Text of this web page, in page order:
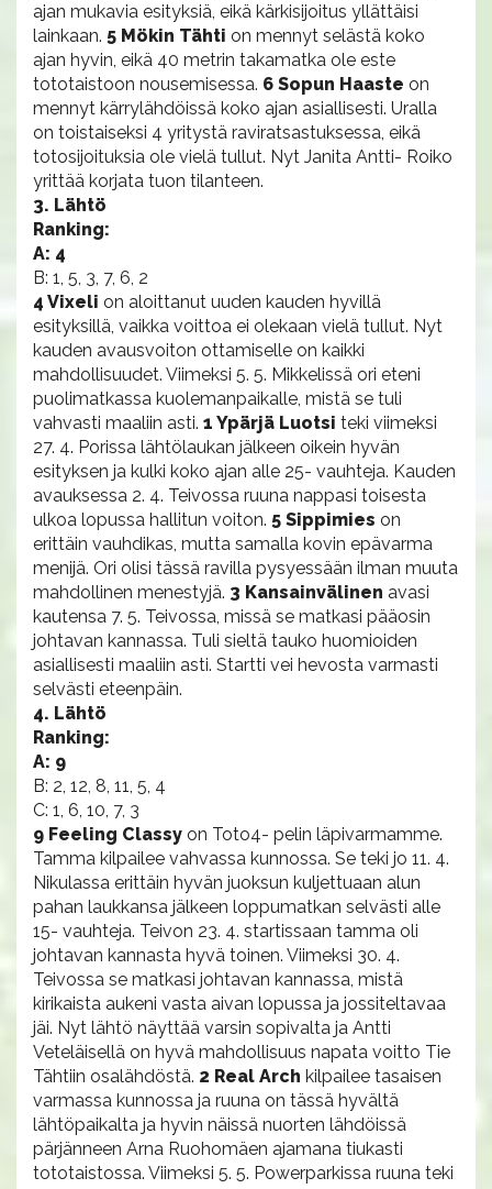
ajan mukavia esityksiä, eikä kärkisijoitus yllättäisi
lainkaan. 5 Mökin Tähti on mennyt selästä koko
ajan hyvin, eikä 40 metrin takamatka ole este
tototaistoon nousemisessa. 6 Sopun Haaste on
mennyt kärrylähdöissä koko ajan asiallisesti. Uralla
on toistaiseksi 4 yritystä raviratsastuksessa, eikä
totosijoituksia ole vielä tullut. Nyt Janita Antti- Roiko
yrittää korjata tuon tilanteen.
3. Lähtö
Ranking:
A: 4
B: 1, 5, 3, 7, 6, 2
4 Vixeli on aloittanut uuden kauden hyvillä
esityksillä, vaikka voittoa ei olekaan vielä tullut. Nyt
kauden avausvoiton ottamiselle on kaikki
mahdollisuudet. Viimeksi 5. 5. Mikkelissä ori eteni
puolimatkassa kuolemanpaikalle, mistä se tuli
vahvasti maaliin asti. 1 Ypärjä Luotsi teki viimeksi
27. 4. Porissa lähtölaukan jälkeen oikein hyvän
esityksen ja kulki koko ajan alle 25- vauhteja. Kauden
avauksessa 2. 4. Teivossa ruuna nappasi toisesta
ulkoa lopussa hallitun voiton. 5 Sippimies on
erittäin vauhdikas, mutta samalla kovin epävarma
menijä. Ori olisi tässä ravilla pysyessään ilman muuta
mahdollinen menestyjä. 3 Kansainvälinen avasi
kautensa 7. 5. Teivossa, missä se matkasi pääosin
johtavan kannassa. Tuli sieltä tauko huomioiden
asiallisesti maaliin asti. Startti vei hevosta varmasti
selvästi eteenpäin.
4. Lähtö
Ranking:
A: 9
B: 2, 12, 8, 11, 5, 4
C: 1, 6, 10, 7, 3
9 Feeling Classy on Toto4- pelin läpivarmamme.
Tamma kilpailee vahvassa kunnossa. Se teki jo 11. 4.
Nikulassa erittäin hyvän juoksun kuljettuaan alun
pahan laukkansa jälkeen loppumatkan selvästi alle
15- vauhteja. Teivon 23. 4. startissaan tamma oli
johtavan kannasta hyvä toinen. Viimeksi 30. 4.
Teivossa se matkasi johtavan kannassa, mistä
kirikaista aukeni vasta aivan lopussa ja jossiteltavaa
jäi. Nyt lähtö näyttää varsin sopivalta ja Antti
Veteläisellä on hyvä mahdollisuus napata voitto Tie
Tähtiin osalähdöstä. 2 Real Arch kilpailee tasaisen
varmassa kunnossa ja ruuna on tässä hyvältä
lähtöpaikalta ja hyvin näissä nuorten lähdöissä
pärjänneen Arna Ruohomäen ajamana tiukasti
tototaistossa. Viimeksi 5. 5. Powerparkissa ruuna teki